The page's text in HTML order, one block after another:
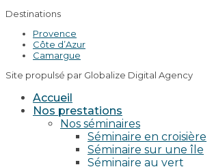
Destinations
Provence
Côte d’Azur
Camargue
Site propulsé par Globalize Digital Agency
Accueil
Nos prestations
Nos séminaires
Séminaire en croisière
Séminaire sur une île
Séminaire au vert